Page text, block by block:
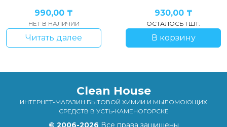
990,00 ₸
НЕТ В НАЛИЧИИ
Читать далее
930,00 ₸
ОСТАЛОСЬ 1 ШТ.
В корзину
Clean House
ИНТЕРНЕТ-МАГАЗИН БЫТОВОЙ ХИМИИ И МЫЛОМОЮЩИХ
СРЕДСТВ В УСТЬ-КАМЕНОГОРСКЕ